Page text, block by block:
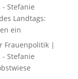
Stefanie
Landtags:
ein
Frauenpolitik |
Stefanie